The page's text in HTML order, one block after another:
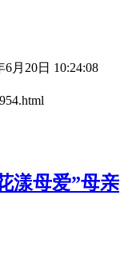
6月20日 10:24:08
漾母爱”母亲